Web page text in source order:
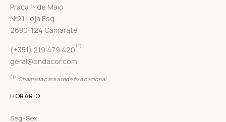
Praça 1º de Maio
Nº21 Loja Esq
2680-124 Camarate
(+351) 219 479 420 (1)
geral@ondacor.com
(1) Chamada para a rede fixa nacional
HORÁRIO
Seg–Sex